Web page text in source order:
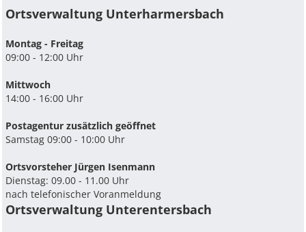
Ortsverwaltung Unterharmersbach
Montag - Freitag
09:00 - 12:00 Uhr
Mittwoch
14:00 - 16:00 Uhr
Postagentur zusätzlich geöffnet
Samstag 09:00 - 10:00 Uhr
Ortsvorsteher Jürgen Isenmann
Dienstag: 09.00 - 11.00 Uhr
nach telefonischer Voranmeldung
Ortsverwaltung Unterentersbach